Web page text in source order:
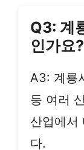
Q3: 계
인가요?
A3: 계룡
등 여러
산업에서
다.